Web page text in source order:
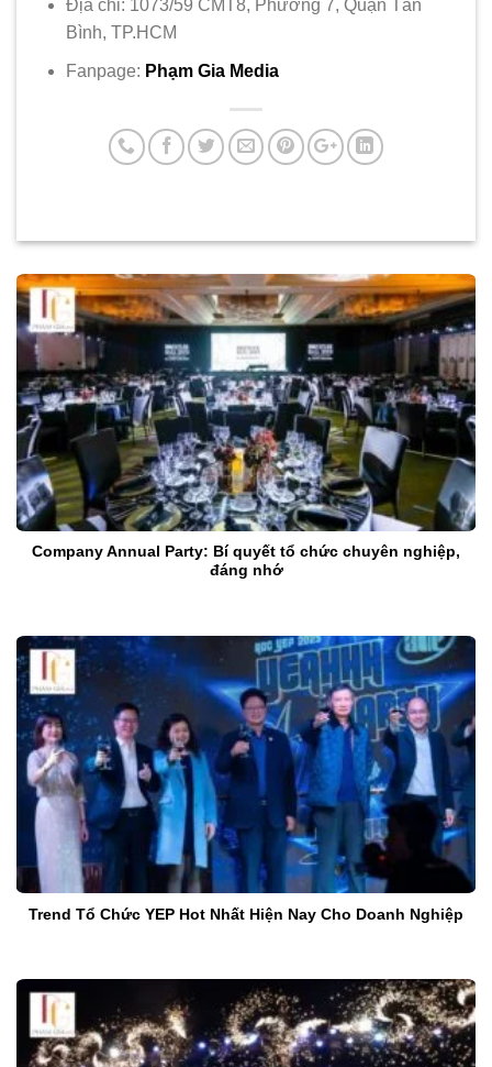
Địa chỉ: 1073/59 CMT8, Phường 7, Quận Tân
Bình, TP.HCM
Fanpage: Phạm Gia Media
Company Annual Party: Bí quyết tổ chức chuyên nghiệp,
đáng nhớ
Trend Tổ Chức YEP Hot Nhất Hiện Nay Cho Doanh Nghiệp